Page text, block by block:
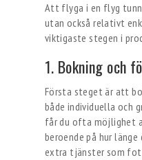
Att flyga i en flyg
utan också relativt
viktigaste stegen i
1. Bokning och
Första steget är att
både individuella och
får du ofta möjlighet
beroende på hur
extra tjänster som